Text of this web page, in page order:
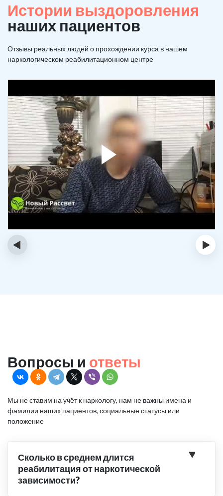
Истории выздоровления
наших пациентов
Отзывы реальных людей о прохождении курса в нашем
наркологическом реабилитационном центре
‹ ›
Вопросы и ответы
Мы не ставим на учёт к наркологу, нам не важны имена и
фамилии наших пациентов, социальные статусы или
положение
Сколько в среднем длится
реабилитация от наркотической
зависимости?